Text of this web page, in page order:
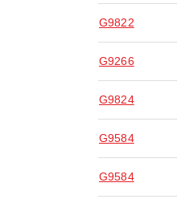
G9822
G9266
G9824
G9584
G9584